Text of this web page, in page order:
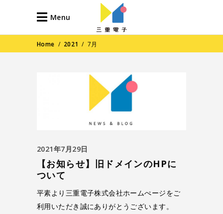
Menu
Home / 2021 / 7月
2021年7月29日
【お知らせ】旧ドメインのHPに
ついて
平素より三重電子株式会社ホームぺージをご
利用いただき誠にありがとうございます。